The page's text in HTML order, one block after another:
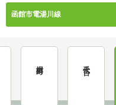
函館市電湯川線